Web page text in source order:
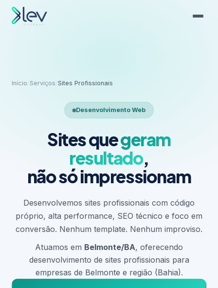
Início Serviços Sites Profissionais
Desenvolvimento Web
Sites quegeram
resultado,
não só impressionam
Desenvolvemos sites profissionais com código
próprio, alta performance, SEO técnico e foco em
conversão. Nenhum template. Nenhum improviso.
Atuamos em Belmonte/BA, oferecendo
desenvolvimento de sites profissionais para
empresas de Belmonte e região (Bahia).